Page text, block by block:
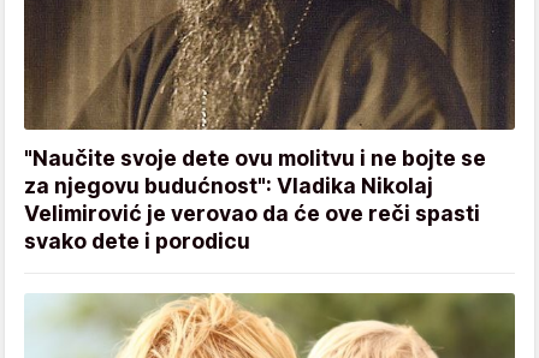
"Naučite svoje dete ovu molitvu i ne bojte se
za njegovu budućnost": Vladika Nikolaj
Velimirović je verovao da će ove reči spasti
svako dete i porodicu